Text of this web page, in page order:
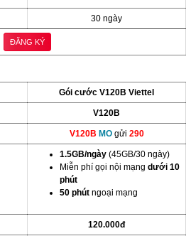
30 ngày
ĐĂNG KÝ
Gói cước V120B Viettel
V120B
V120B MOgửi 290
1.5GB/ngày (45GB/30 ngày)
Miễn phí gọi nội mạng dưới 10
phút
50 phút ngoại mạng
120.000đ